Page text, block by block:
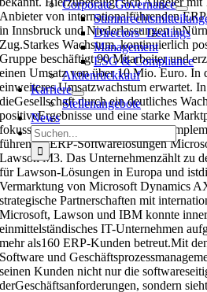
Corporate Governance
Directors‘ Dealings
Management
ESG & Compliance
Aktienrückkauf
Karriere
Stellenangebote
News
Suche
nach:
Anbieter von internationalführenden
in Innsbruck und Niederlassungen
Zug.Starkes Wachstum, kontinuierlich
Gruppe beschäftigt 90 Mitarbeiter und
einen Umsatz von über 10 Mio. Euro. In
einweiteres Umsatzwachstum erwartet.
dieGesellschaft durch ein deutliches
positiveErgebnisse und eine starke
fokussiertauf den Vertrieb und die
führendenERP-Softwarelösungen
Lawson M3. Das Unternehmenzählt zu
für Lawson-Lösungen in Europa und
Vermarktung von Microsoft Dynamics
strategische Partnerschaften mit
Microsoft, Lawson und IBM konnte
einmittelständisches IT-Unternehmen
mehr als160 ERP-Kunden betreut.Mit
Software und
seinen Kunden nicht nur die
derGeschäftsanforderungen, sondern